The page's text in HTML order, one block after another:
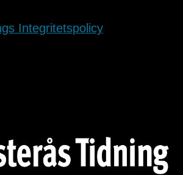
Integritetspolicy